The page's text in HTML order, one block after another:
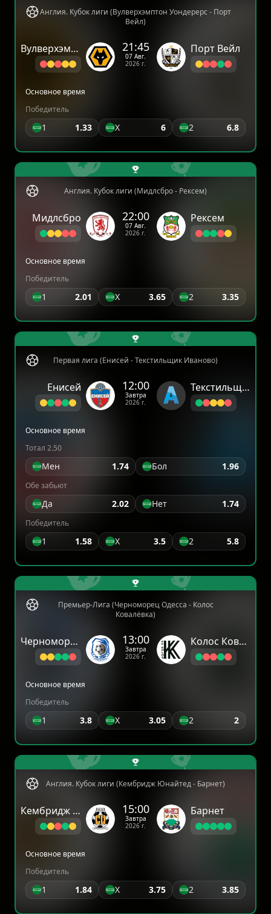
Англия. Кубок лиги (Вулверхэмптон Уондерерс - Порт
Вейл)
Вулверхэмптон Уондерерс 21:45
07 Авг.
2026 г.
Порт Вейл
Основное время
Победитель
1 1.33 X 6 2 6.8
Англия. Кубок лиги (Мидлсбро - Рексем)
Мидлсбро 22:00
07 Авг.
2026 г.
Рексем
Основное время
Победитель
1 2.01 X 3.65 2 3.35
Первая лига (Енисей - Текстильщик Иваново)
Енисей 12:00
Завтра
2026 г.
Текстильщик Иваново
Основное время
Тотал 2.50
Мен 1.74 Бол 1.96
Обе забьют
Да 2.02 Нет 1.74
Победитель
1 1.58 X 3.5 2 5.8
Премьер-Лига (Черноморец Одесса - Колос
Ковалёвка)
Черноморец Одесса 13:00
Завтра
2026 г.
Колос Ковалёвка
Основное время
Победитель
1 3.8 X 3.05 2 2
Англия. Кубок лиги (Кембридж Юнайтед - Барнет)
Кембридж Юнайтед 15:00
Завтра
2026 г.
Барнет
Основное время
Победитель
1 1.84 X 3.75 2 3.85